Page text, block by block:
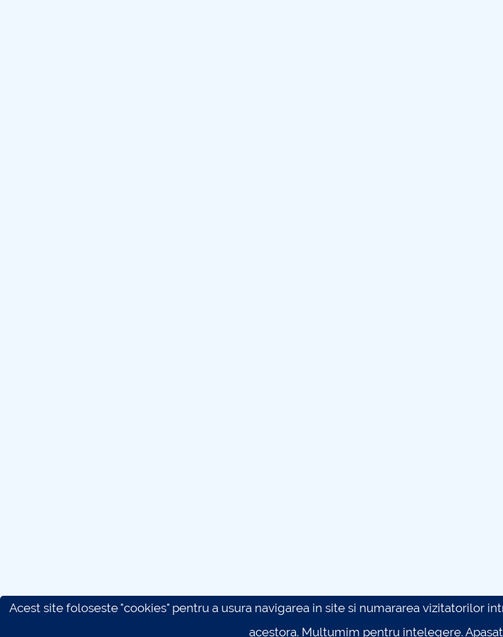
Acest site foloseste "cookies" pentru a usura navigarea in site si numararea vizitatorilor
acestora. Multumim pentru intelegere.